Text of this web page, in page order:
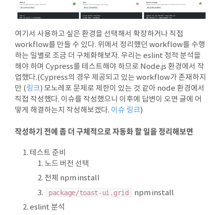
여기서 사용하고 싶은 환경을 선택해서 확장하거나 직접
workflow를 만들 수 있다. 위에서 정리했던 workflow를 수행
하는 일별로 조금 더 구체화해보자. 우리는 eslint 정적 분석을
해야 하며 Cypress를 테스트해야 하므로 Node.js 환경에서 작
업했다.(Cypress의 경우 제공되고 있는 workflow가 존재하지
만 (링크) 모노레포 문제로 제한이 있는 것 같아 node 환경에서
직접 작성했다. 이슈를 작성했으니 이후에 답변이 오면 글에 어
떻게 해결하는지 작성해보겠다. 이슈 링크)
작성하기 전에 좀 더 구체적으로 자동화 할 일을 정리해보면
테스트 준비
노드 버전 선택
전체 npm install
package/toast-ui.grid
npm install
eslint 분석